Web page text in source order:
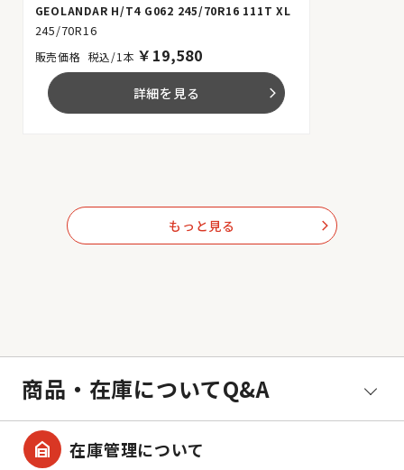
GEOLANDAR H/T4 G062 245/70R16 111T XL
245/70R16
税込/1本 ￥ 19,580
詳細を見る arrow_forward_ios
もっと見る arrow_forward_ios
商品・在庫についてQ&A
garage_home 在庫管理について